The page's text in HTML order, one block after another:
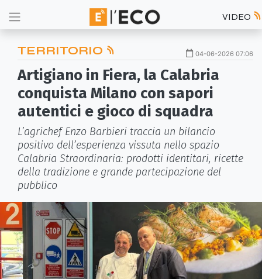
VIDEO
TERRITORIO 04-06-2026 07:06
Artigiano in Fiera, la Calabria
conquista Milano con sapori
autentici e gioco di squadra
L’agrichef Enzo Barbieri traccia un bilancio
positivo dell’esperienza vissuta nello spazio
Calabria Straordinaria: prodotti identitari, ricette
della tradizione e grande partecipazione del
pubblico